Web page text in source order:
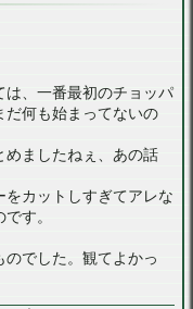
は、一番最初のチョッパ
だ何も始まってないの
めましたねぇ、あの話
カットしすぎてアレな
す。
でした。観てよかっ